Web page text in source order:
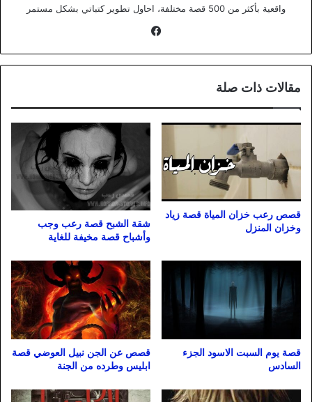
واقعية بأكثر من 500 قصة مختلفة، احاول تطوير كتباتي بشكل مستمر
مقالات ذات صلة
قصص رعب خزان المياة قصة زياد
وخزان المنزل
شقة الشبح قصة رعب وجب
وأشباح قصة مخيفة للغاية
قصة يوم السبت الاسود الجزء
السادس
قصص عن الجن نبيل العوضي قصة
ابليس وطرده من الجنة